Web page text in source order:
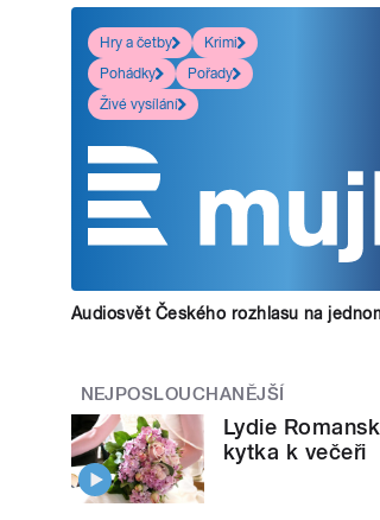
Hry a četby
Krimi
Pohádky
Pořady
Živé vysílání
Audiosvět Českého rozhlasu na
NEJPOSLOUCHANĚJŠÍ
Lydie
kytka k večeři